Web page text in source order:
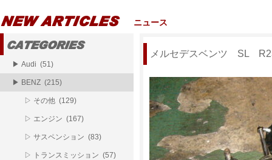
ニュース
メルセデスベンツ SL
▶ Audi (51)
▶ BENZ (215)
▷ その他 (129)
▷ エンジン (167)
▷ サスペンション (83)
▷ トランスミッション (57)